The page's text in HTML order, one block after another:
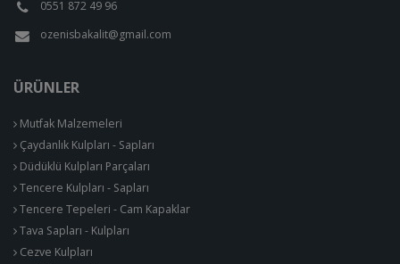
0551 872 49 96
ozenisbakalit@gmail.com
ÜRÜNLER
Mutfak Malzemeleri
Çaydanlık Kulpları - Sapları
Düdüklü Kulpları Parçaları
Tencere Kulpları - Sapları
Tencere Tepeleri - Cam Kapaklar
Tava Sapları - Kulpları
Cezve Kulpları